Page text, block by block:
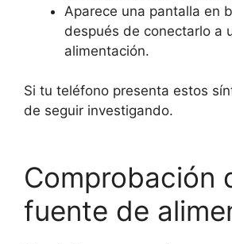
Aparece una pantalla en
después de conectarlo a
alimentación.
Si tu teléfono presenta estos
de seguir investigando.
Comprobación
fuente de